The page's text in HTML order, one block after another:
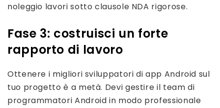
noleggio lavori sotto clausole NDA rigorose.
Fase 3: costruisci un forte
rapporto di lavoro
Ottenere i migliori sviluppatori di app Android sul
tuo progetto è a metà. Devi gestire il team di
programmatori Android in modo professionale